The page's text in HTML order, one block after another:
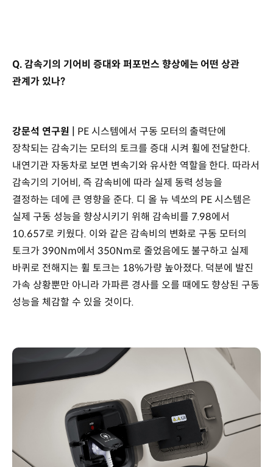
Q. 감속기의 기어비 증대와 퍼포먼스 향상에는 어떤 상관
관계가 있나?
강문석 연구원 | PE 시스템에서 구동 모터의 출력단에
장착되는 감속기는 모터의 토크를 증대 시켜 휠에 전달한다.
내연기관 자동차로 보면 변속기와 유사한 역할을 한다. 따라서
감속기의 기어비, 즉 감속비에 따라 실제 동력 성능을
결정하는 데에 큰 영향을 준다. 디 올 뉴 넥쏘의 PE 시스템은
실제 구동 성능을 향상시키기 위해 감속비를 7.98에서
10.657로 키웠다. 이와 같은 감속비의 변화로 구동 모터의
토크가 390Nm에서 350Nm로 줄었음에도 불구하고 실제
바퀴로 전해지는 휠 토크는 18%가량 높아졌다. 덕분에 발진
가속 상황뿐만 아니라 가파른 경사를 오를 때에도 향상된 구동
성능을 체감할 수 있을 것이다.